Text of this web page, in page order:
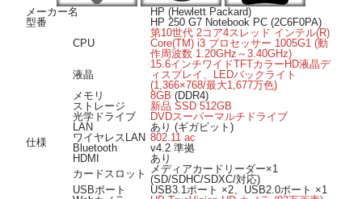
メディアカードリーダー搭載、SDカードメディアの読み書きが可能です。
メーカー名
HP (Hewlett Packard)
型番
HP 250 G7 Notebook PC (2C6F0PA)
仕様
CPU
第10世代 2コア4スレッド インテル(R)
Core(TM) i3 プロセッサー 1005G1 (動
作周波数 1.20GHz～3.40GHz)
液晶
15.6インチワイドTFTカラーHD液晶デ
ィスプレイ、LEDバックライト
(1,366×768/最大1,677万色)
メモリ
8GB (DDR4)
ストレージ
新品 SSD 512GB
光学ドライブ
DVDスーパーマルチドライブ
LAN
あり (ギガビット)
ワイヤレスLAN 802.11 ac
Bluetooth
v4.2 準拠
HDMI
あり
カードスロット
メディアカードリーダー×1
(SD/SDHC/SDXC/対応)
USBポート
USB3.1ポート ×2、USB2.0ポート ×1